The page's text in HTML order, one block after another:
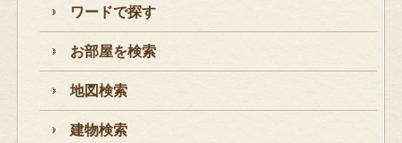
ワードで探す
お部屋を検索
地図検索
建物検索